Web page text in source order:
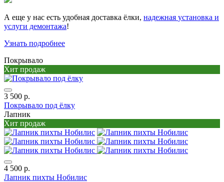
А еще у нас есть удобная доставка ёлки, надежная установка и
услуги демонтажа!
Узнать подробнее
Покрывало
Хит продаж
3 500 р.
Покрывало под ёлку
Лапник
Хит продаж
4 500 р.
Лапник пихты Нобилис